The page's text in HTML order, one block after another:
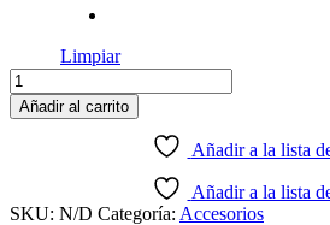
Limpiar
Cerillas
de
colores
Añadir al carrito
Añadir a la lista
Añadir a la lista
SKU: N/D Categoría: Accesorios